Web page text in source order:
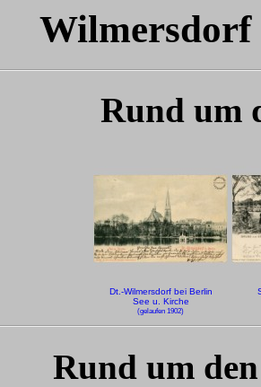
Wilmersdorf
Rund um
Dt.-Wilmersdorf bei Berlin
See u. Kirche
(gelaufen 1902)
Rund um